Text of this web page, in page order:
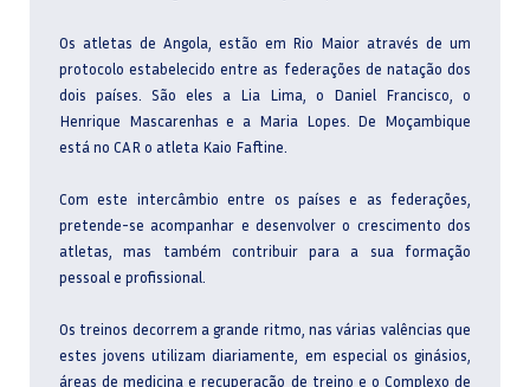
Os atletas de Angola, estão em Rio Maior através de um
protocolo estabelecido entre as federações de natação dos
dois países. São eles a Lia Lima, o Daniel Francisco, o
Henrique Mascarenhas e a Maria Lopes. De Moçambique
está no CAR o atleta Kaio Faftine.
Com este intercâmbio entre os países e as federações,
pretende-se acompanhar e desenvolver o crescimento dos
atletas, mas também contribuir para a sua formação
pessoal e profissional.
Os treinos decorrem a grande ritmo, nas várias valências que
estes jovens utilizam diariamente, em especial os ginásios,
áreas de medicina e recuperação de treino e o Complexo de